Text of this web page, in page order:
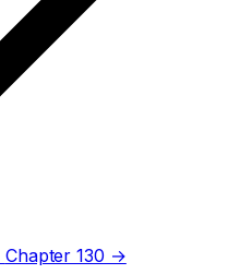
Chapter 130 →